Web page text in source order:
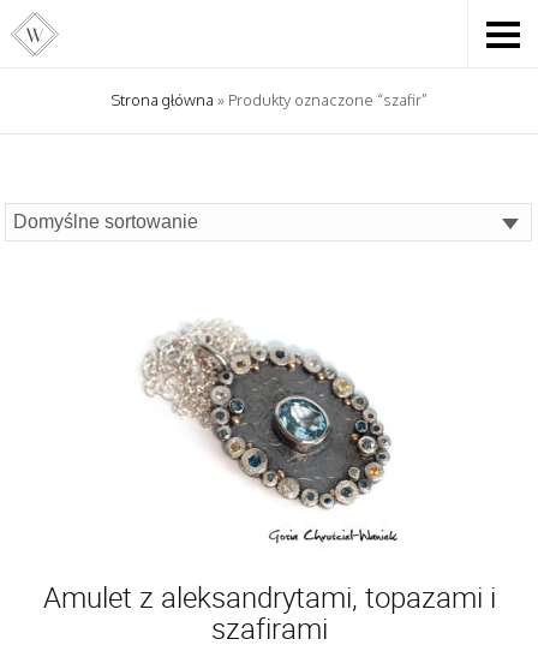
Strona główna » Produkty oznaczone “szafir”
Amulet z aleksandrytami, topazami i
szafirami